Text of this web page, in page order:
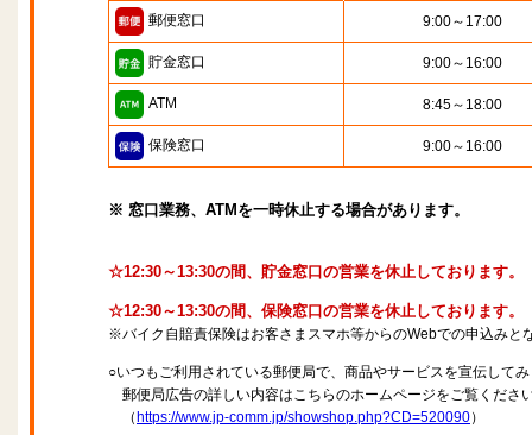
郵便窓口 9:00～17:00
貯金窓口 9:00～16:00
ATM 8:45～18:00
保険窓口 9:00～16:00
※ 窓口業務、ATMを一時休止する場合があります。
☆12:30～13:30の間、貯金窓口の営業を休止しております。
☆12:30～13:30の間、保険窓口の営業を休止しております。
※バイク自賠責保険はお客さまスマホ等からのWebでの申込みと
○いつもご利用されている郵便局で、商品やサービスを宣伝して
郵便局広告の詳しい内容はこちらのホームページをご覧くださ
（ https://www.jp-comm.jp/showshop.php?CD=520090）